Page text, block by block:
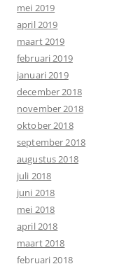
mei 2019
april 2019
maart 2019
februari 2019
januari 2019
december 2018
november 2018
oktober 2018
september 2018
augustus 2018
juli 2018
juni 2018
mei 2018
april 2018
maart 2018
februari 2018